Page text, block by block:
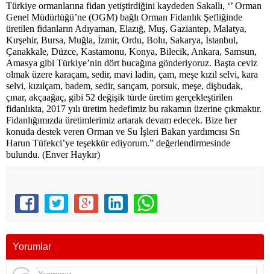
Türkiye ormanlarına fidan yetiştirdiğini kaydeden Sakallı, ‘’ Orman
Genel Müdürlüğü’ne (OGM) bağlı Orman Fidanlık Şefliğinde
üretilen fidanların Adıyaman, Elazığ, Muş, Gaziantep, Malatya,
Kırşehir, Bursa, Muğla, İzmir, Ordu, Bolu, Sakarya, İstanbul,
Çanakkale, Düzce, Kastamonu, Konya, Bilecik, Ankara, Samsun,
Amasya gibi Türkiye’nin dört bucağına gönderiyoruz. Başta ceviz
olmak üzere karaçam, sedir, mavi ladin, çam, meşe kızıl selvi, kara
selvi, kızılçam, badem, sedir, sarıçam, porsuk, meşe, dişbudak,
çınar, akçaağaç, gibi 52 değişik türde üretim gerçekleştirilen
fidanlıkta, 2017 yılı üretim hedefimiz bu rakamın üzerine çıkmaktır.
Fidanlığımızda üretimlerimiz artarak devam edecek. Bize her
konuda destek veren Orman ve Su İşleri Bakan yardımcısı Sn
Harun Tüfekci’ye teşekkür ediyorum.” değerlendirmesinde
bulundu. (Enver Haykır)
Yorumlar